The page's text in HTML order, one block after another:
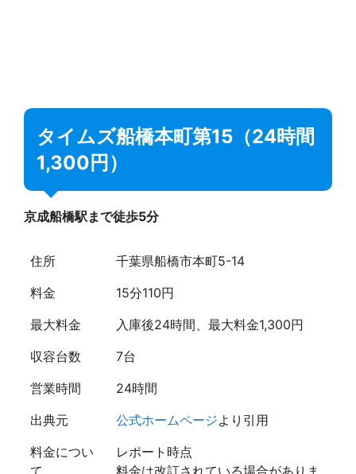
タイムズ船橋本町第15（24時間
1,300円）
京成船橋駅まで徒歩5分
住所
千葉県船橋市本町5-14
料金
15分110円
最大料金
入庫後24時間、最大料金1,300円
収容台数
7台
営業時間
24時間
出典元
公式ホームページより引用
料金につい
レポート時点